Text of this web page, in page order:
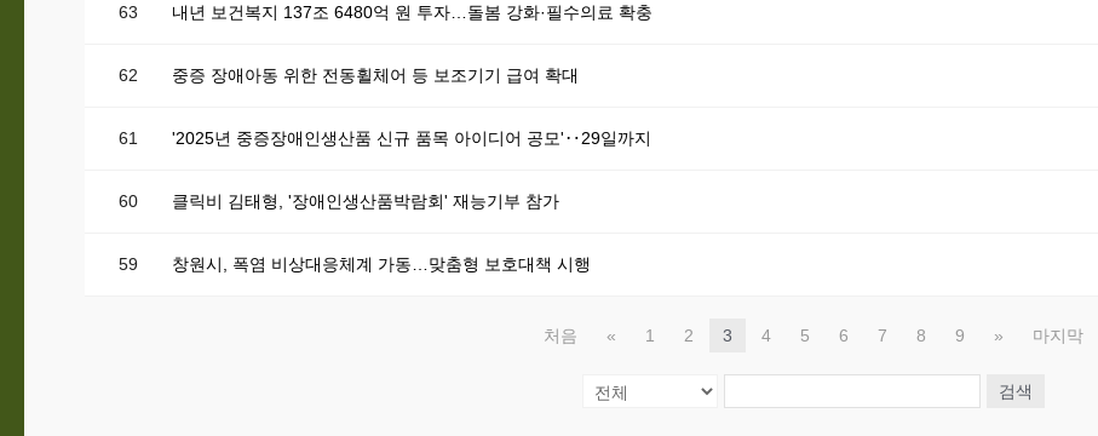
63 내년 보건복지 137조 6480억 원 투자…돌봄 강화·필수의료 확충
62 중증 장애아동 위한 전동휠체어 등 보조기기 급여 확대
61 '2025년 중증장애인생산품 신규 품목 아이디어 공모'‥29일까지
60 클릭비 김태형, '장애인생산품박람회' 재능기부 참가
59 창원시, 폭염 비상대응체계 가동…맞춤형 보호대책 시행
처음 « 1 2 3 4 5 6 7 8 9 » 마지막
검색